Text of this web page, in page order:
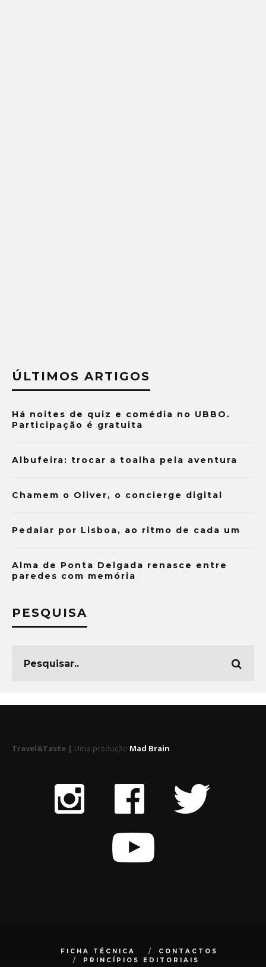
ÚLTIMOS ARTIGOS
Há noites de quiz e comédia no UBBO.
Participação é gratuita
Albufeira: trocar a toalha pela aventura
Chamem o Oliver, o concierge digital
Pedalar por Lisboa, ao ritmo de cada um
Alma de Ponta Delgada renasce entre
paredes com memória
PESQUISA
Travel&Taste | Uma produção Mad Brain
FICHA TÉCNICA
CONTACTOS
PRINCÍPIOS EDITORIAIS